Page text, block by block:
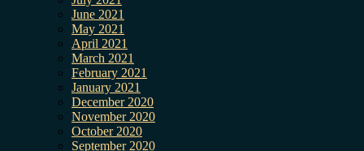
June 2021
May 2021
April 2021
March 2021
February 2021
January 2021
December 2020
November 2020
October 2020
September 2020